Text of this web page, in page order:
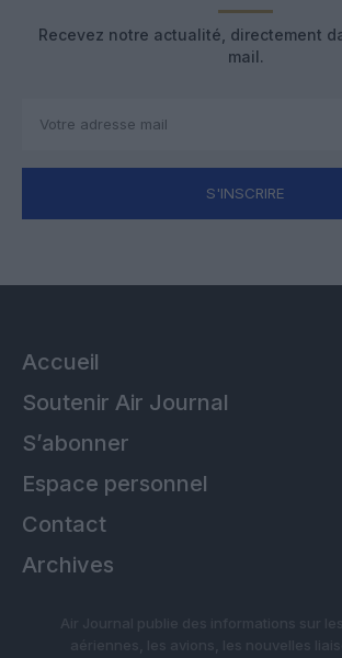
Recevez notre actualité, directement
mail.
S'INSCRIRE
Accueil
Soutenir Air Journal
S’abonner
Espace personnel
Contact
Archives